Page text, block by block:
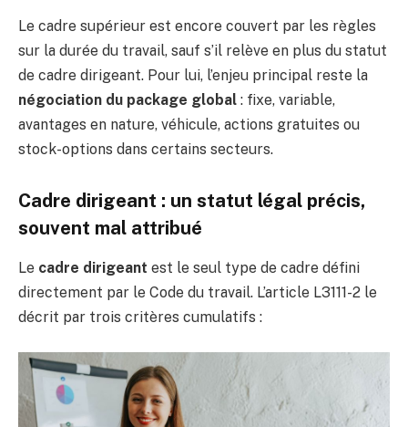
Le cadre supérieur est encore couvert par les règles
sur la durée du travail, sauf s’il relève en plus du statut
de cadre dirigeant. Pour lui, l’enjeu principal reste la
négociation du package global : fixe, variable,
avantages en nature, véhicule, actions gratuites ou
stock-options dans certains secteurs.
Cadre dirigeant : un statut légal précis,
souvent mal attribué
Le cadre dirigeant est le seul type de cadre défini
directement par le Code du travail. L’article L3111-2 le
décrit par trois critères cumulatifs :